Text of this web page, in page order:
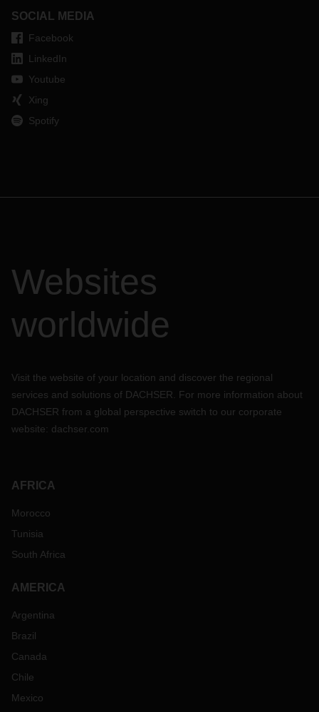
SOCIAL MEDIA
Facebook
LinkedIn
Youtube
Xing
Spotify
Websites
worldwide
Visit the website of your location and discover the regional
services and solutions of DACHSER. For more information about
DACHSER from a global perspective switch to our corporate
website: dachser.com
AFRICA
Morocco
Tunisia
South Africa
AMERICA
Argentina
Brazil
Canada
Chile
Mexico